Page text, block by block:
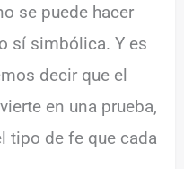
se puede hacer
sí simbólica. Y es
decir que el
en una prueba,
tipo de fe que cada